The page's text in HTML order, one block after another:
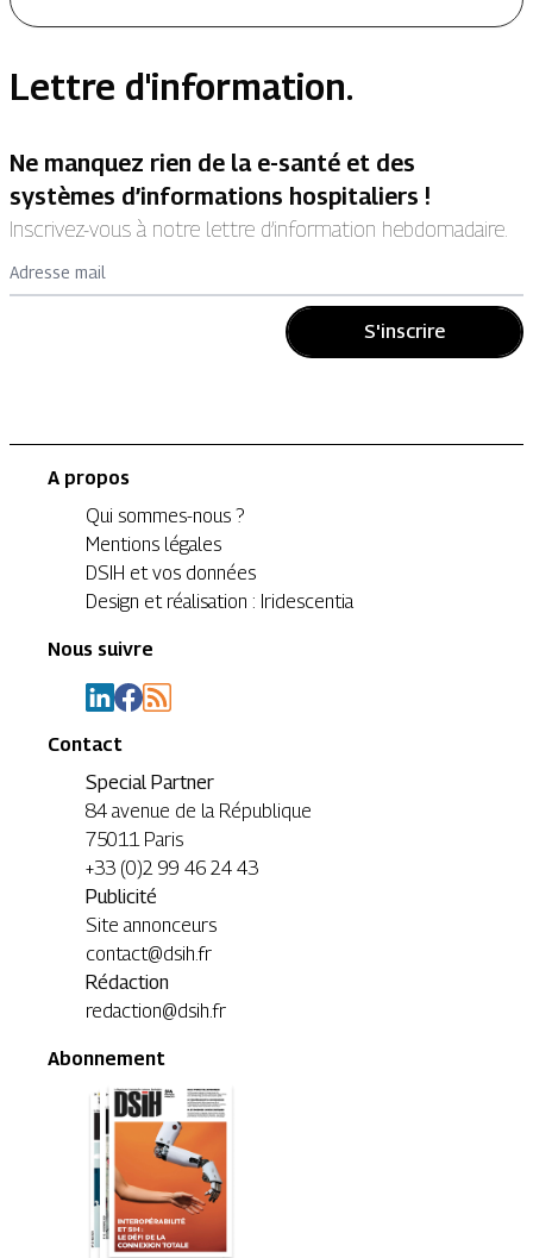
Lettre d'information.
Ne manquez rien de la e-santé et des
systèmes d’informations hospitaliers !
Inscrivez-vous à notre lettre d’information hebdomadaire.
Adresse mail
S'inscrire
A propos
Qui sommes-nous ?
Mentions légales
DSIH et vos données
Design et réalisation : Iridescentia
Nous suivre
Contact
Special Partner
84 avenue de la République
75011 Paris
+33 (0)2 99 46 24 43
Publicité
Site annonceurs
contact@dsih.fr
Rédaction
redaction@dsih.fr
Abonnement